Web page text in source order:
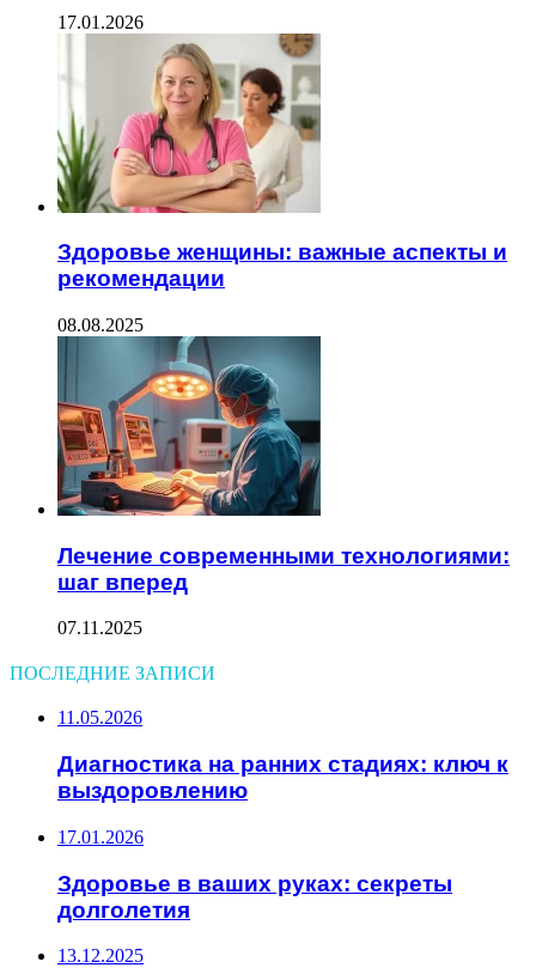
17.01.2026
Здоровье женщины: важные аспекты и
рекомендации
08.08.2025
Лечение современными технологиями:
шаг вперед
07.11.2025
ПОСЛЕДНИЕ ЗАПИСИ
11.05.2026
Диагностика на ранних стадиях: ключ к
выздоровлению
17.01.2026
Здоровье в ваших руках: секреты
долголетия
13.12.2025